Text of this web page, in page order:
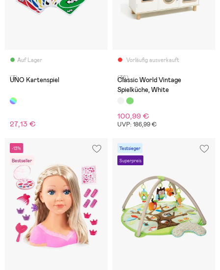
Auf Lager
(3)
UNO Kartenspiel
27,13 €
Vorläufig ausverkauft
(36)
Classic World Vintage
Spielküche, White
100,99 €
UVP: 186,99 €
-13%
Bestseller
Testsieger
Superpreis